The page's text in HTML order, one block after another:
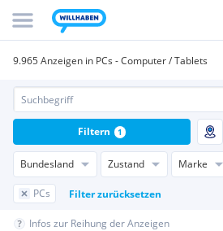
9.965 Anzeigen in PCs - Computer / Tablets
Bundesland Zustand Marke
PCs Filter zurücksetzen
Filtern 1
Infos zur Reihung der Anzeigen